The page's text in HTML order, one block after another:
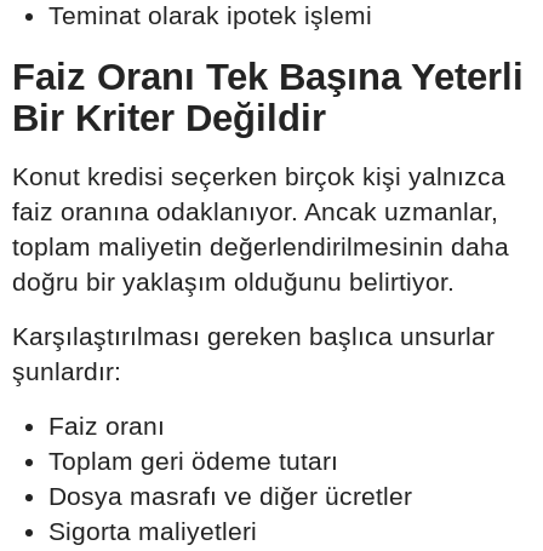
Teminat olarak ipotek işlemi
Faiz Oranı Tek Başına Yeterli
Bir Kriter Değildir
Konut kredisi seçerken birçok kişi yalnızca
faiz oranına odaklanıyor. Ancak uzmanlar,
toplam maliyetin değerlendirilmesinin daha
doğru bir yaklaşım olduğunu belirtiyor.
Karşılaştırılması gereken başlıca unsurlar
şunlardır:
Faiz oranı
Toplam geri ödeme tutarı
Dosya masrafı ve diğer ücretler
Sigorta maliyetleri